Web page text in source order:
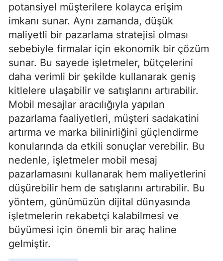
potansiyel müşterilere kolayca erişim
imkanı sunar. Aynı zamanda, düşük
maliyetli bir pazarlama stratejisi olması
sebebiyle firmalar için ekonomik bir çözüm
sunar. Bu sayede işletmeler, bütçelerini
daha verimli bir şekilde kullanarak geniş
kitlelere ulaşabilir ve satışlarını artırabilir.
Mobil mesajlar aracılığıyla yapılan
pazarlama faaliyetleri, müşteri sadakatini
artırma ve marka bilinirliğini güçlendirme
konularında da etkili sonuçlar verebilir. Bu
nedenle, işletmeler mobil mesaj
pazarlamasını kullanarak hem maliyetlerini
düşürebilir hem de satışlarını artırabilir. Bu
yöntem, günümüzün dijital dünyasında
işletmelerin rekabetçi kalabilmesi ve
büyümesi için önemli bir araç haline
gelmiştir.